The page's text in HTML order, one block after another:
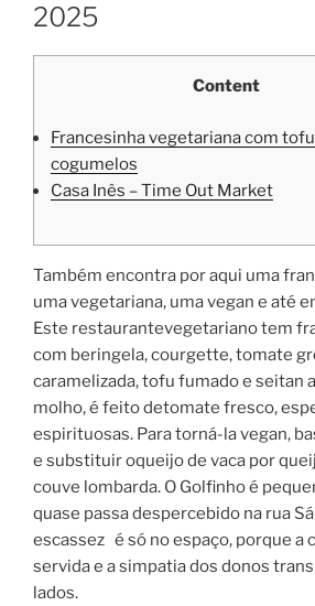
2025
Content
Francesinha vegetariana com
cogumelos
Casa Inês – Time Out Market
Também encontra por aqui uma
uma vegetariana, uma vegan e até
Este restaurantevegetariano tem
com beringela, courgette, tomate
caramelizada, tofu fumado e seitan
molho, é feito detomate fresco,
espirituosas. Para torná-la vegan,
e substituir oqueijo de vaca por
couve lombarda. O Golfinho é
quase passa despercebido na rua
escassez é só no espaço, porque a
servida e a simpatia dos donos
lados.